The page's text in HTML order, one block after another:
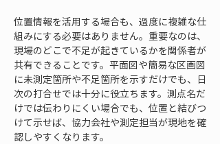
位置情報を活用する場合も、過度に複雑な仕
組みにする必要はありません。重要なのは、
現場のどこで不足が起きているかを関係者が
共有できることです。平面図や簡易な区画図
に未測定箇所や不足箇所を示すだけでも、日
次の打合せでは十分に役立ちます。測点名だ
けでは伝わりにくい場合でも、位置と結びつ
けて示せば、協力会社や測定担当が現地を確
認しやすくなります。